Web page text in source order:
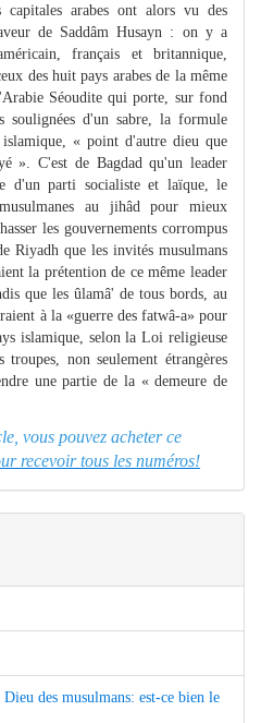
arabes ont alors vu des
de Saddâm Husayn : on y a
français et britannique,
des huit pays arabes de la même
Séoudite qui porte, sur fond
soulignées d'un sabre, la formule
« point d'autre dieu que
». C'est de Bagdad qu'un leader
d'un parti socialiste et laïque, le
au jihâd pour mieux
les gouvernements corrompus
Riyadh que les invités musulmans
la prétention de ce même leader
que les ûlamâ' de tous bords, au
à la «guerre des fatwâ-a» pour
islamique, selon la Loi religieuse
non seulement étrangères
une partie de la « demeure de
vous pouvez acheter ce
recevoir tous les numéros!
des musulmans: est-ce bien le